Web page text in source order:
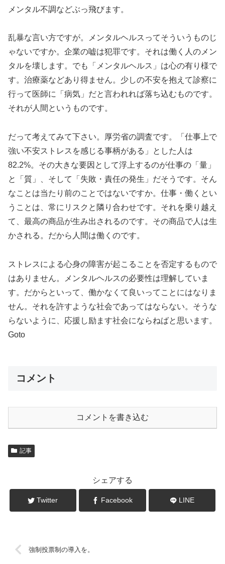
メンタル不調などぶっ飛びます。
乱暴な言い方ですが。メンタルヘルスってそういうものじ
ゃないですか。企業の嘘は犯罪です。それは働く人のメン
タルを壊します。でも「メンタルヘルス」は心の有り様で
す。治療薬などあり得ません。少しの不安を抱えて診察に
行って医師に「病気」だと言われれば落ち込むものです。
それが人間というものです。
だって考えてみて下さい。厚労省の調査です。「仕事上で
強い不安ストレスを感じる事柄がある」とした人は
82.2%。その大きな要因として浮上するのが仕事の「量」
と「質」、そして「失敗・責任の発生」だそうです。そん
なことは当たり前のことではないですか。仕事・働くとい
うことは、常にリスクと隣り合わせです。それを乗り越え
て、最高の商品が生み出されるのです。その商品で人は生
かされる。だから人間は働くのです。
ストレスによる心身の障害が起こることを否定するもので
はありません。メンタルヘルスの必要性は理解していま
す。だからといって、働かなくて良いってことにはなりま
せん。それを許すような社会であってはならない。そうな
らないように、応援し励ます社会にならねばと思います。
Goto
コメント
コメントを書き込む
記事
シェアする
Twitter Facebook LINE
強制投票制の導入を。